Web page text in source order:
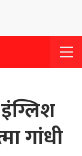
गांधी